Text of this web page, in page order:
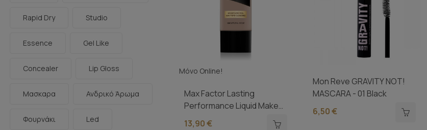
Rapid Dry Studio
Essence Gel Like
Concealer Lip Gloss
Μασκαρα Ανδρικό Άρωμα
Φουρνάκι Led
Μόνο Online!
Max Factor Lasting
Performance Liquid Make
Up...
13,90 €
Mon Reve GRAVITY NOT!
MASCARA - 01 Black
6,50 €